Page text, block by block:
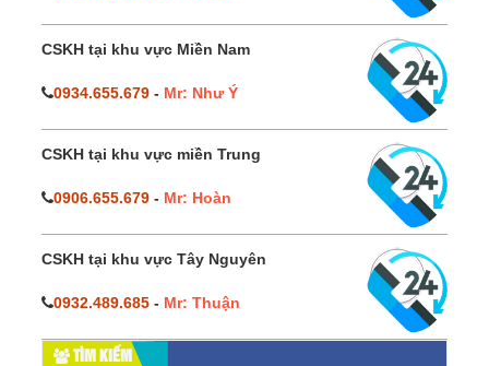
CSKH tại khu vực Miền Nam
0934.655.679 - Mr: Như Ý
CSKH tại khu vực miền Trung
0906.655.679 - Mr: Hoàn
CSKH tại khu vực Tây Nguyên
0932.489.685 - Mr: Thuận
TÌM KIẾM